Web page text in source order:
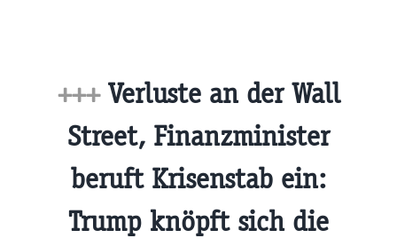
+++ Verluste an der Wall
Street, Finanzminister
beruft Krisenstab ein:
Trump knöpft sich die